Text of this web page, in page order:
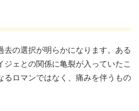
去の選択が明らかになります。ある
ジェとの関係に亀裂が入っていたこ
るロマンではなく、痛みを伴うもの